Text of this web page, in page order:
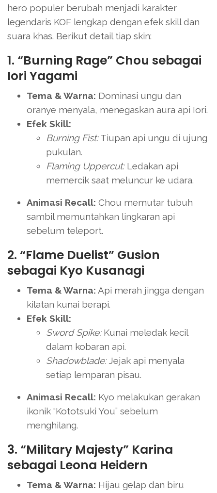
hero populer berubah menjadi karakter
legendaris KOF lengkap dengan efek skill dan
suara khas. Berikut detail tiap skin:
1. “Burning Rage” Chou sebagai
Iori Yagami
Tema & Warna: Dominasi ungu dan
oranye menyala, menegaskan aura api Iori.
Efek Skill:
Burning Fist:Tiupan api ungu di ujung
pukulan.
Flaming Uppercut:Ledakan api
memercik saat meluncur ke udara.
Animasi Recall: Chou memutar tubuh
sambil memuntahkan lingkaran api
sebelum teleport.
2. “Flame Duelist” Gusion
sebagai Kyo Kusanagi
Tema & Warna: Api merah jingga dengan
kilatan kunai berapi.
Efek Skill:
Sword Spike:Kunai meledak kecil
dalam kobaran api.
Shadowblade:Jejak api menyala
setiap lemparan pisau.
Animasi Recall: Kyo melakukan gerakan
ikonik “Kototsuki You” sebelum
menghilang.
3. “Military Majesty” Karina
sebagai Leona Heidern
Tema & Warna: Hijau gelap dan biru